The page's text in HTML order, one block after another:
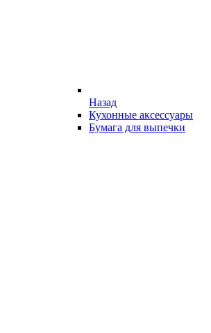
Назад
Кухонные аксессуары
Бумага для выпечки